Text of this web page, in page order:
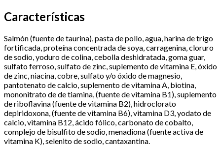
Características
Salmón (fuente de taurina), pasta de pollo, agua, harina de trigo
fortificada, proteína concentrada de soya, carragenina, cloruro
de sodio, yoduro de colina, cebolla deshidratada, goma guar,
sulfato ferroso, sulfato de zinc, suplemento de vitamina E, óxido
de zinc, niacina, cobre, sulfato y/o óxido de magnesio,
pantotenato de calcio, suplemento de vitamina A, biotina,
mononitrato de de tiamina, (fuente de vitamina B1), suplemento
de riboflavina (fuente de vitamina B2), hidroclorato
depiridoxona, (fuente de vitamina B6), vitamina D3, yodato de
calcio, vitamina B12, ácido fólico, carbonato de cobalto,
complejo de bisulfito de sodio, menadiona (fuente activa de
vitamina K), selenito de sodio, cantaxantina.